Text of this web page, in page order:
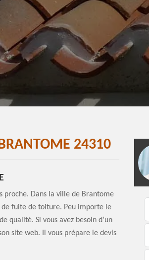
24310
proche. Dans la ville de Brantome
fuite de toiture. Peu importe le
qualité. Si vous avez besoin d’un
site web. Il vous prépare le devis